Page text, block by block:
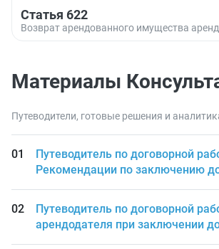
Статья 622
Возврат арендованного имущества
Материалы
Путеводители, готовые решения и
Путеводитель по договорной
Рекомендации по заключению
Путеводитель по договорной
арендодателя при заключении